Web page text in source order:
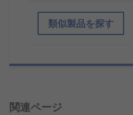
類似製品を探す
関連ページ